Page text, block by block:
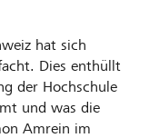
hat sich
Dies enthüllt
der Hochschule
und was die
Amrein im